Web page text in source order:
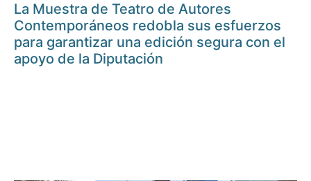
La Muestra de Teatro de Autores
Contemporáneos redobla sus esfuerzos
para garantizar una edición segura con el
apoyo de la Diputación